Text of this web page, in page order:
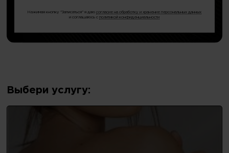
Нажимая кнопку "Записаться" я даюсогласие на обработку и хранение персональных данных
и соглашаюсь сполитикой конфиденциальности
Выбери услугу: